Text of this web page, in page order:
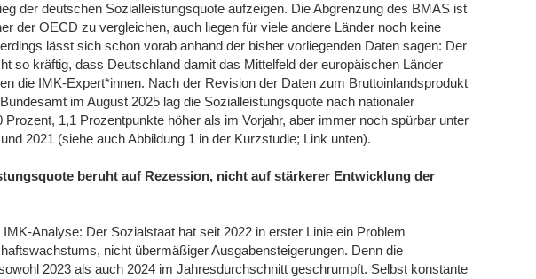
der deutschen Sozialleistungsquote aufzeigen. Die Abgrenzung des BMAS ist
der OECD zu vergleichen, auch liegen für viele andere Länder noch keine
lässt sich schon vorab anhand der bisher vorliegenden Daten sagen: Der
so kräftig, dass Deutschland damit das Mittelfeld der europäischen Länder
die IMK-Expert*innen. Nach der Revision der Daten zum Bruttoinlandsprodukt
im August 2025 lag die Sozialleistungsquote nach nationaler
Prozent, 1,1 Prozentpunkte höher als im Vorjahr, aber immer noch spürbar unter
2021 (siehe auch Abbildung 1 in der Kurzstudie; Link unten).
beruht auf Rezession, nicht auf stärkerer Entwicklung der
Analyse: Der Sozialstaat hat seit 2022 in erster Linie ein Problem
nicht übermäßiger Ausgabensteigerungen. Denn die
2023 als auch 2024 im Jahresdurchschnitt geschrumpft. Selbst konstante